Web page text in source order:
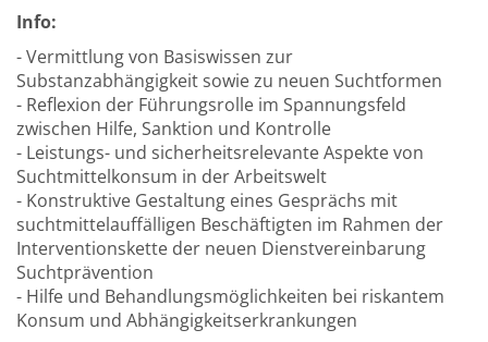
Info:
- Vermittlung von Basiswissen zur
Substanzabhängigkeit sowie zu neuen Suchtformen
- Reflexion der Führungsrolle im Spannungsfeld
zwischen Hilfe, Sanktion und Kontrolle
- Leistungs- und sicherheitsrelevante Aspekte von
Suchtmittelkonsum in der Arbeitswelt
- Konstruktive Gestaltung eines Gesprächs mit
suchtmittelauffälligen Beschäftigten im Rahmen der
Interventionskette der neuen Dienstvereinbarung
Suchtprävention
- Hilfe und Behandlungsmöglichkeiten bei riskantem
Konsum und Abhängigkeitserkrankungen